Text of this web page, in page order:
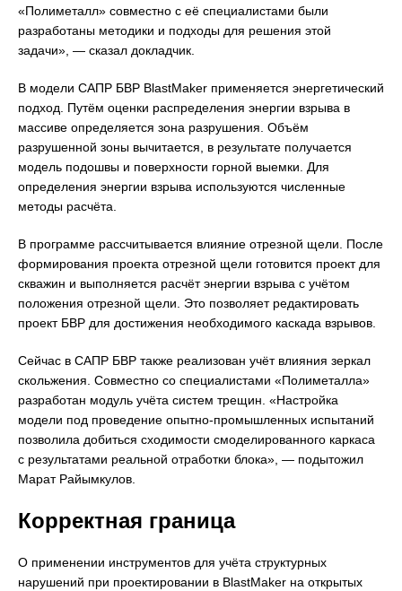
«Полиметалл» совместно с её специалистами были
разработаны методики и подходы для решения этой
задачи», — сказал докладчик.
В модели САПР БВР BlastMaker применяется энергетический
подход. Путём оценки распределения энергии взрыва в
массиве определяется зона разрушения. Объём
разрушенной зоны вычитается, в результате получается
модель подошвы и поверхности горной выемки. Для
определения энергии взрыва используются численные
методы расчёта.
В программе рассчитывается влияние отрезной щели. После
формирования проекта отрезной щели готовится проект для
скважин и выполняется расчёт энергии взрыва с учётом
положения отрезной щели. Это позволяет редактировать
проект БВР для достижения необходимого каскада взрывов.
Сейчас в САПР БВР также реализован учёт влияния зеркал
скольжения. Совместно со специалистами «Полиметалла»
разработан модуль учёта систем трещин. «Настройка
модели под проведение опытно-промышленных испытаний
позволила добиться сходимости смоделированного каркаса
с результатами реальной отработки блока», — подытожил
Марат Райымкулов.
Корректная граница
О применении инструментов для учёта структурных
нарушений при проектировании в BlastMaker на открытых